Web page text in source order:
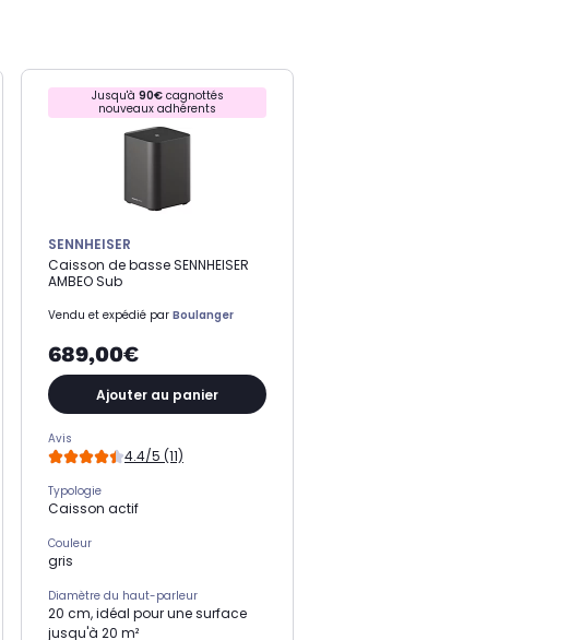
Jusqu'à 90€cagnottés
nouveaux adhérents
SENNHEISER
Caisson de basse SENNHEISER
AMBEO Sub
Vendu et expédié par Boulanger
689,00€
Ajouter au panier
Avis
4.4/5 (11)
Typologie
Caisson actif
Couleur
gris
Diamètre du haut-parleur
20 cm, idéal pour une surface
jusqu'à 20 m²